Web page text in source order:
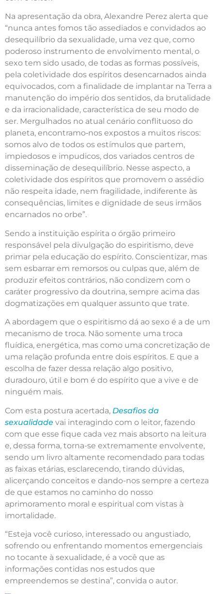
Na apresentação da obra, Alexandre Perez alerta que
“nunca antes fomos tão assediados e convidados ao
desequilíbrio da sexualidade, uma vez que, como
poderoso instrumento de envolvimento mental, o
sexo tem sido usado, de todas as formas possíveis,
pela coletividade dos espíritos desencarnados ainda
equivocados, com a finalidade de implantar na Terra a
manutenção do império dos sentidos, da brutalidade
e da irracionalidade, característica de seu modo de
ser. Mergulhados no atual cenário conflituoso do
planeta, encontramo‑nos expostos a muitos riscos:
somos alvo de todos os estímulos que partem,
impiedosos e impudicos, dos variados centros de
disseminação de desequilíbrio. Nesse aspecto, a
coletividade dos espíritos que promovem o assédio
não respeita idade, nem fragilidade, indiferente às
consequências, limites e dignidade de seus irmãos
encarnados no orbe”.
Sendo a instituição espírita o órgão primeiro
responsável pela divulgação do espiritismo, deve
primar pela educação do espírito. Conscientizar, mas
sem esbarrar em remorsos ou culpas que, além de
produzir efeitos contrários, não condizem com o
caráter progressivo da doutrina, sempre acima das
dogmatizações em qualquer assunto que trate.
A abordagem que o espiritismo dá ao sexo é a de um
mecanismo de troca. Não somente uma troca
fluídica, energética, mas como uma concretização de
uma relação profunda entre dois espíritos. E que a
escolha de fazer dessa relação algo positivo,
duradouro, útil e bom é do espírito que a vive e de
ninguém mais.
Com esta postura acertada, Desafios da
sexualidade vai interagindo com o leitor, fazendo
com que esse fique cada vez mais absorto na leitura
e, dessa forma, torna-se extremamente envolvente,
sendo um livro altamente recomendado para todas
as faixas etárias, esclarecendo, tirando dúvidas,
alicerçando conceitos e dando-nos sempre a certeza
de que estamos no caminho do nosso
aprimoramento moral e espiritual com vistas à
imortalidade.
“Esteja você curioso, interessado ou angustiado,
sofrendo ou enfrentando momentos emergenciais
no tocante à sexualidade, é a você que as
informações contidas nos estudos que
empreendemos se destina”, convida o autor.